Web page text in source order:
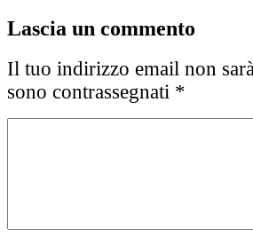
Lascia un commento
Il tuo indirizzo email non
sono contrassegnati *